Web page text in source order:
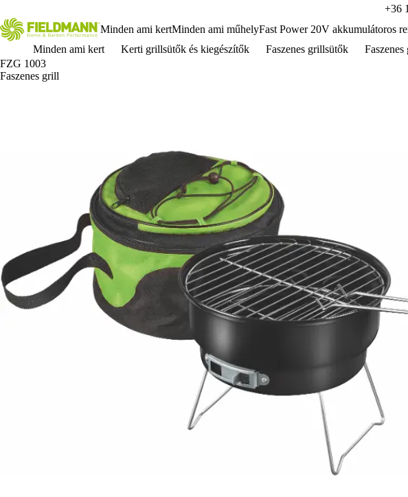
+36
Minden ami kertMinden ami műhelyFast Power 20V akkumulátoros
Minden ami kert
Kerti grillsütők és kiegészítők Faszenes grillsütők
FZG 1003
Faszenes grill